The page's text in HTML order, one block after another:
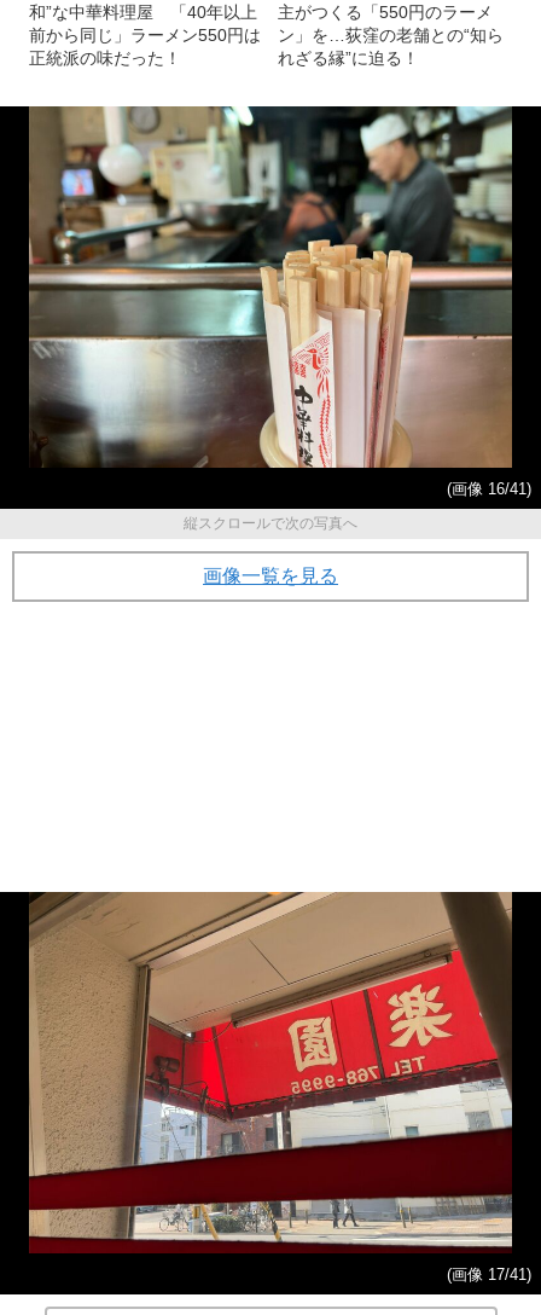
和”な中華料理屋 「40年以上
前から同じ」ラーメン550円は
正統派の味だった！
主がつくる「550円のラーメ
ン」を…荻窪の老舗との“知ら
れざる縁”に迫る！
(画像 16/41)
縦スクロールで次の写真へ
画像一覧を見る
(画像 17/41)